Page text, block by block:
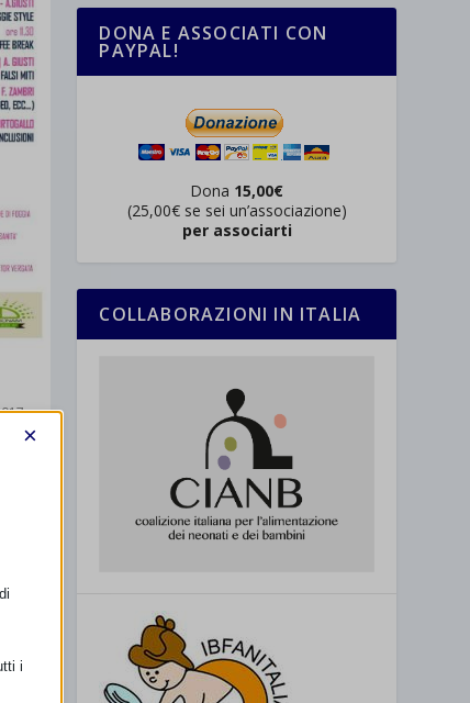
DONA E ASSOCIATI CON
PAYPAL!
Dona 15,00€
(25,00€ se sei un’associazione)
per associarti
COLLABORAZIONI IN ITALIA
×
i